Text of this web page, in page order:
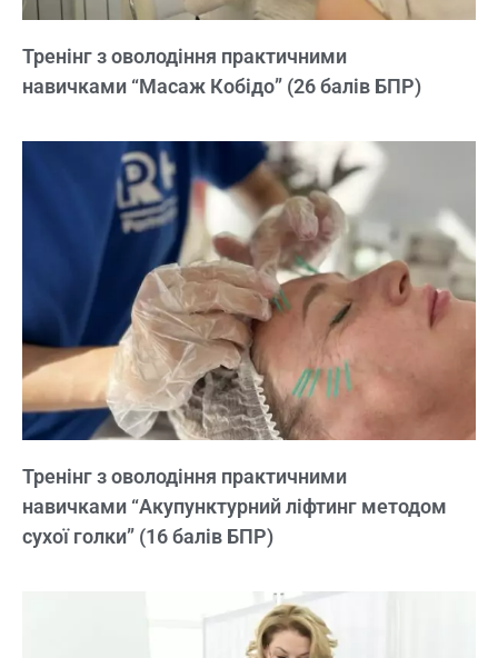
Тренінг з оволодіння практичними
навичками “Масаж Кобідо” (26 балів БПР)
Тренінг з оволодіння практичними
навичками “Акупунктурний ліфтинг методом
сухої голки” (16 балів БПР)